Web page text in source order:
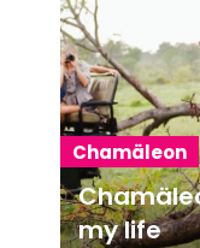
Chamäleon
my life